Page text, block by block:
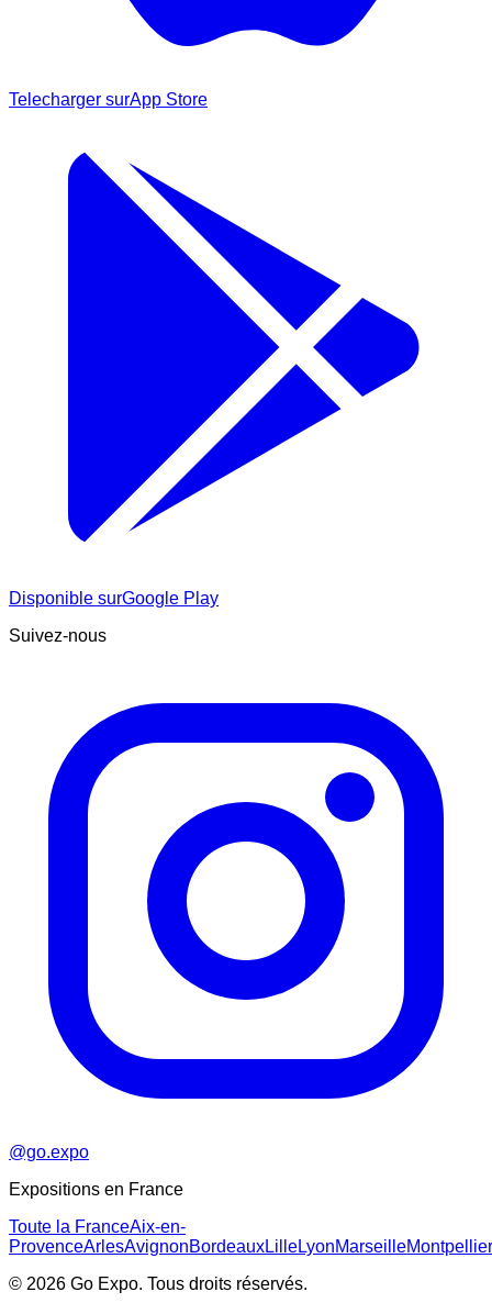
Telecharger surApp Store
Disponible surGoogle Play
Suivez-nous
@go.expo
Expositions en France
Toute la FranceAix-en-
ProvenceArlesAvignonBordeauxLilleLyonMarseilleMontpellier
© 2026 Go Expo. Tous droits réservés.